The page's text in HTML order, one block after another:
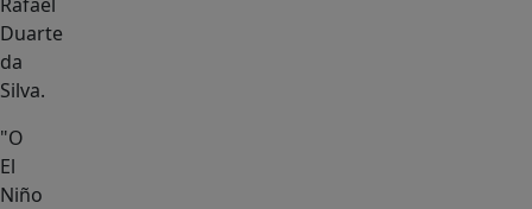
Duarte
da
Silva.
"O
El
Niño